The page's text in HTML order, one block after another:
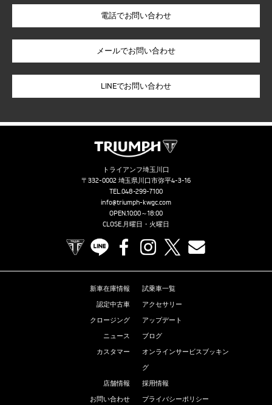
電話でお問い合わせ
LINEでお問い合わせ
トライアンフ埼玉川口
〒332-0002 埼玉県川口市弥平4-3-16
TEL.048-299-7100
info@triumph-kwgc.com
OPEN.10:00～18:00
CLOSE.月曜日・火曜日
TRIUMPH OFFICIAL SITE
LINE FacebookInstagram
新車在庫情報
試乗車一覧
認定中古車
アクセサリー
クロージング
アップデート
ニュース
ブログ
カスタマー
オンラインサービスブッキン
グ
店舗情報
採用情報
お問い合わせ
プライバシーポリシー